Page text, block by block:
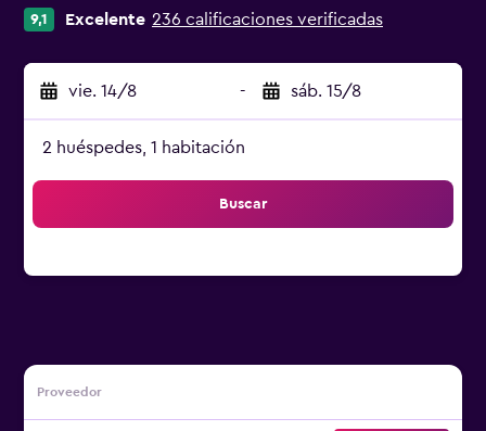
9,1 Excelente 236 calificaciones verificadas
vie. 14/8 - sáb. 15/8
2 huéspedes, 1 habitación
Buscar
Proveedor